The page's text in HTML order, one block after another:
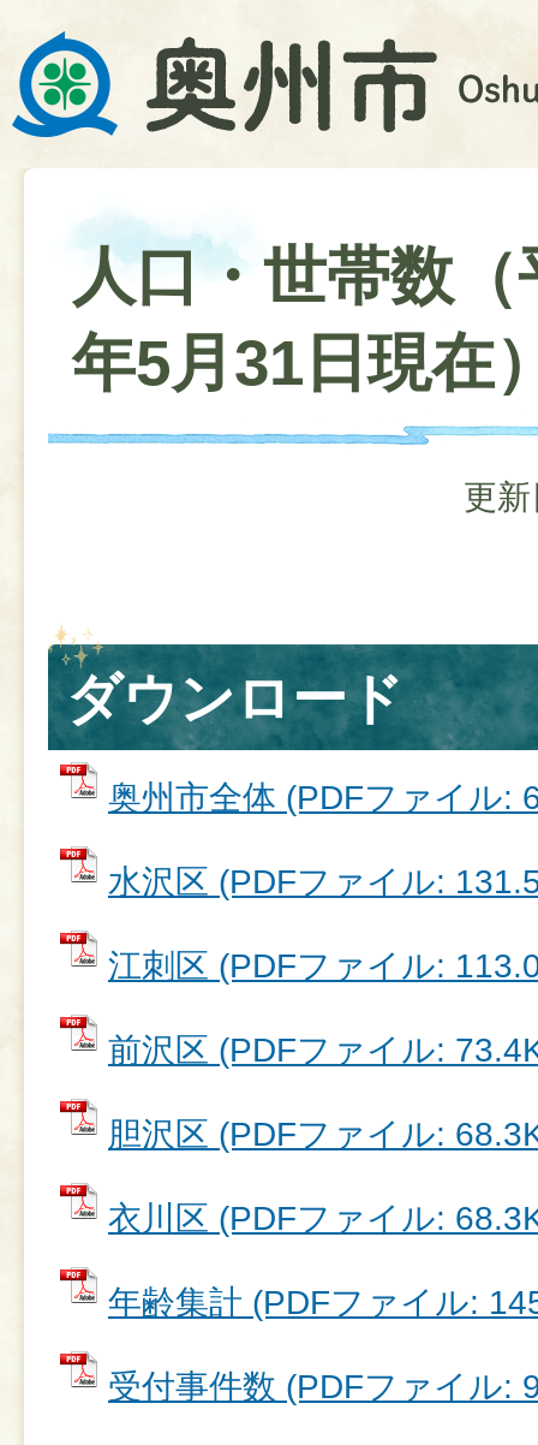
人口・世帯数（
年5月31日現在
更
ダウンロード
奥州市全体 (PDFファイル:
水沢区 (PDFファイル:
江刺区 (PDFファイル:
前沢区 (PDFファイル:
胆沢区 (PDFファイル:
衣川区 (PDFファイル:
年齢集計 (PDFファイル:
受付事件数 (PDFファイル: